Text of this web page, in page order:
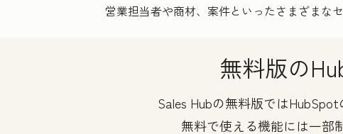
営業担当者や商材、案件といったさまざまな
無料版の
Sales Hubの無料版では
無料で使える機能には一部